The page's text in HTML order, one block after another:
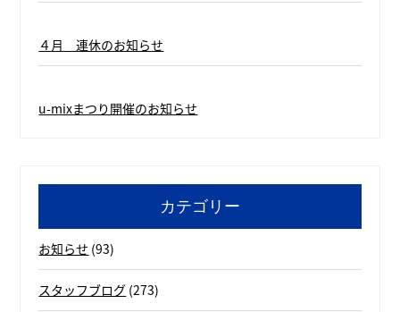
４月 連休のお知らせ
u-mixまつり開催のお知らせ
カテゴリー
お知らせ (93)
スタッフブログ (273)